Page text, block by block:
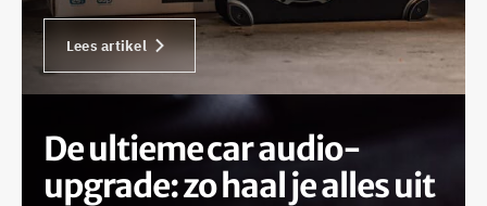
Lees artikel
De ultieme car audio-
upgrade: zo haal je alles uit